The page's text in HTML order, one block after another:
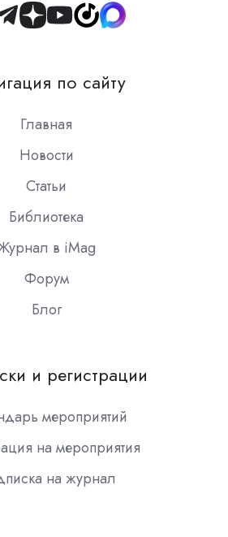
Join
Slack
по сайту
Главная
Новости
Статьи
Библиотека
в iMag
Форум
Блог
и регистрации
мероприятий
на мероприятия
на журнал